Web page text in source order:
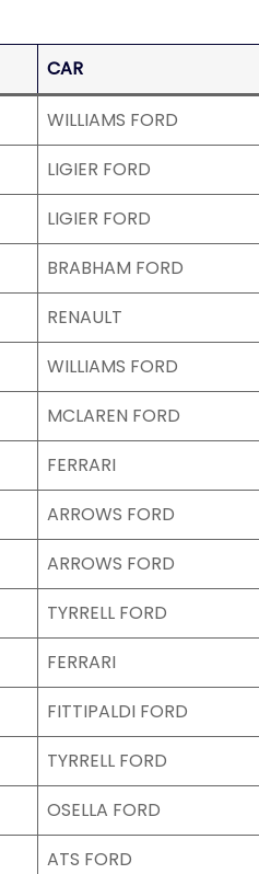
CAR
WILLIAMS FORD
LIGIER FORD
LIGIER FORD
BRABHAM FORD
RENAULT
WILLIAMS FORD
MCLAREN FORD
FERRARI
ARROWS FORD
ARROWS FORD
TYRRELL FORD
FERRARI
FITTIPALDI FORD
TYRRELL FORD
OSELLA FORD
ATS FORD